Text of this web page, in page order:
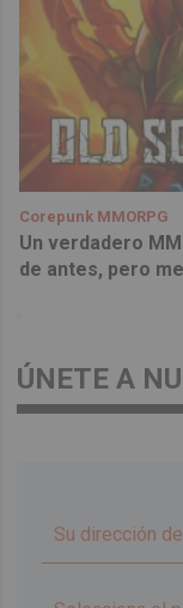
Corepunk MMORPG
Un verdadero
de antes, pero
ÚNETE A